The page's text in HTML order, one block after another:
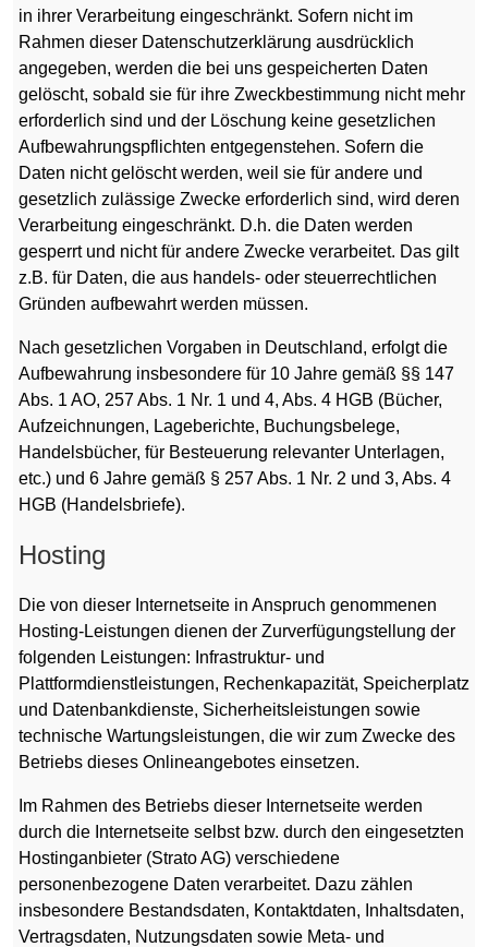
in ihrer Verarbeitung eingeschränkt. Sofern nicht im
Rahmen dieser Datenschutzerklärung ausdrücklich
angegeben, werden die bei uns gespeicherten Daten
gelöscht, sobald sie für ihre Zweckbestimmung nicht mehr
erforderlich sind und der Löschung keine gesetzlichen
Aufbewahrungspflichten entgegenstehen. Sofern die
Daten nicht gelöscht werden, weil sie für andere und
gesetzlich zulässige Zwecke erforderlich sind, wird deren
Verarbeitung eingeschränkt. D.h. die Daten werden
gesperrt und nicht für andere Zwecke verarbeitet. Das gilt
z.B. für Daten, die aus handels- oder steuerrechtlichen
Gründen aufbewahrt werden müssen.
Nach gesetzlichen Vorgaben in Deutschland, erfolgt die
Aufbewahrung insbesondere für 10 Jahre gemäß §§ 147
Abs. 1 AO, 257 Abs. 1 Nr. 1 und 4, Abs. 4 HGB (Bücher,
Aufzeichnungen, Lageberichte, Buchungsbelege,
Handelsbücher, für Besteuerung relevanter Unterlagen,
etc.) und 6 Jahre gemäß § 257 Abs. 1 Nr. 2 und 3, Abs. 4
HGB (Handelsbriefe).
Hosting
Die von dieser Internetseite in Anspruch genommenen
Hosting-Leistungen dienen der Zurverfügungstellung der
folgenden Leistungen: Infrastruktur- und
Plattformdienstleistungen, Rechenkapazität, Speicherplatz
und Datenbankdienste, Sicherheitsleistungen sowie
technische Wartungsleistungen, die wir zum Zwecke des
Betriebs dieses Onlineangebotes einsetzen.
Im Rahmen des Betriebs dieser Internetseite werden
durch die Internetseite selbst bzw. durch den eingesetzten
Hostinganbieter (Strato AG) verschiedene
personenbezogene Daten verarbeitet. Dazu zählen
insbesondere Bestandsdaten, Kontaktdaten, Inhaltsdaten,
Vertragsdaten, Nutzungsdaten sowie Meta- und